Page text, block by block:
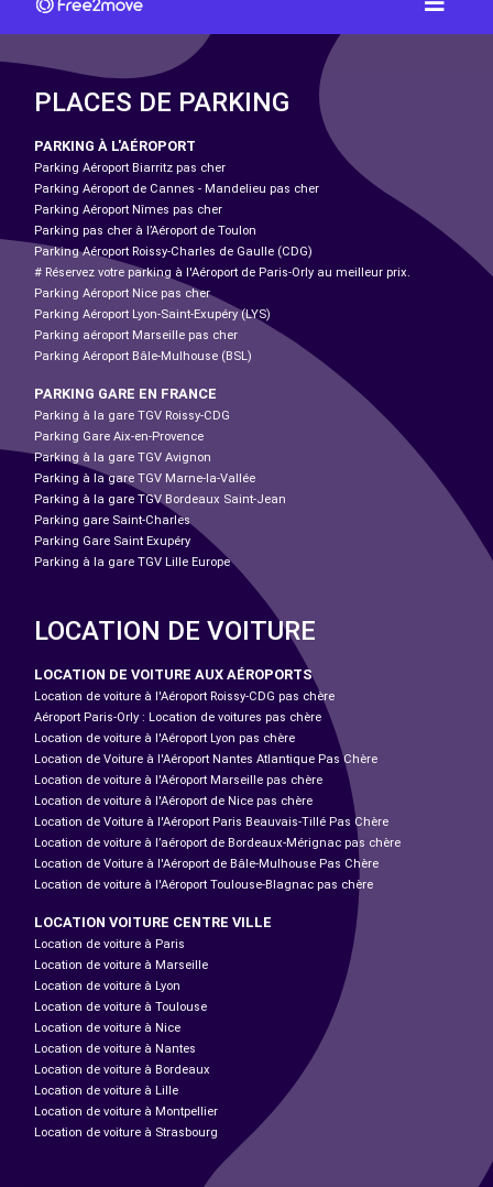
PLACES DE PARKING
PARKING À L'AÉROPORT
Parking Aéroport Biarritz pas cher
Parking Aéroport de Cannes - Mandelieu pas cher
Parking Aéroport Nîmes pas cher
Parking pas cher à l’Aéroport de Toulon
Parking Aéroport Roissy-Charles de Gaulle (CDG)
# Réservez votre parking à l'Aéroport de Paris-Orly au meilleur prix.
Parking Aéroport Nice pas cher
Parking Aéroport Lyon-Saint-Exupéry (LYS)
Parking aéroport Marseille pas cher
Parking Aéroport Bâle-Mulhouse (BSL)
PARKING GARE EN FRANCE
Parking à la gare TGV Roissy-CDG
Parking Gare Aix-en-Provence
Parking à la gare TGV Avignon
Parking à la gare TGV Marne-la-Vallée
Parking à la gare TGV Bordeaux Saint-Jean
Parking gare Saint-Charles
Parking Gare Saint Exupéry
Parking à la gare TGV Lille Europe
LOCATION DE VOITURE
LOCATION DE VOITURE AUX AÉROPORTS
Location de voiture à l'Aéroport Roissy-CDG pas chère
Aéroport Paris-Orly : Location de voitures pas chère
Location de voiture à l'Aéroport Lyon pas chère
Location de Voiture à l'Aéroport Nantes Atlantique Pas Chère
Location de voiture à l'Aéroport Marseille pas chère
Location de voiture à l'Aéroport de Nice pas chère
Location de Voiture à l'Aéroport Paris Beauvais-Tillé Pas Chère
Location de voiture à l’aéroport de Bordeaux-Mérignac pas chère
Location de Voiture à l'Aéroport de Bâle-Mulhouse Pas Chère
Location de voiture à l'Aéroport Toulouse-Blagnac pas chère
LOCATION VOITURE CENTRE VILLE
Location de voiture à Paris
Location de voiture à Marseille
Location de voiture à Lyon
Location de voiture à Toulouse
Location de voiture à Nice
Location de voiture à Nantes
Location de voiture à Bordeaux
Location de voiture à Lille
Location de voiture à Montpellier
Location de voiture à Strasbourg